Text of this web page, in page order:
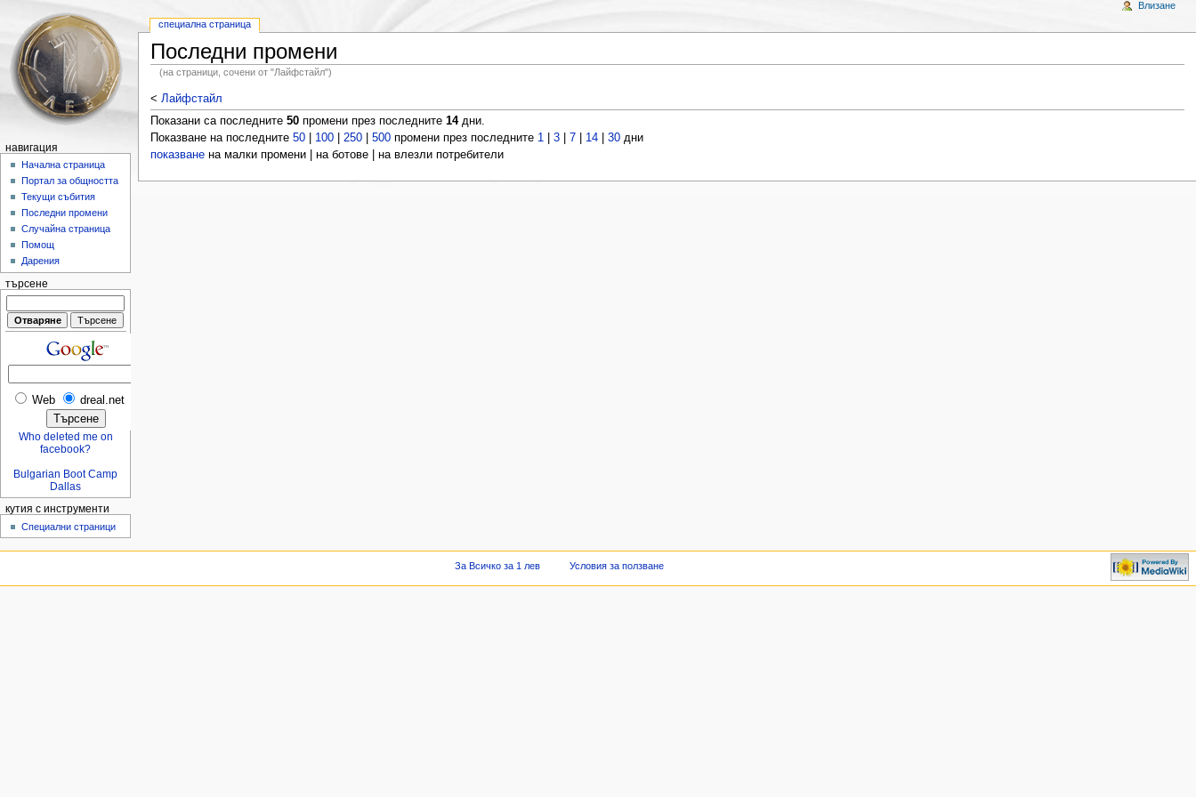
Последни промени
(на страници, сочени от "Лайфстайл")
< Лайфстайл
Показани са последните 50промени през последните 14дни.
Показване на последните 50| 100| 250| 500промени през последните 1| 3| 7| 14| 30дни
показванена малки промени | на ботове | на влезли потребители
специална страница
Влизане
навигация
Начална страница
Портал за общността
Текущи събития
Последни промени
Случайна страница
Помощ
Дарения
търсене
Web dreal.net
Who deleted me on
facebook?
Bulgarian Boot Camp
Dallas
кутия с инструменти
Специални страници
За Всичко за 1 лев Условия за ползване